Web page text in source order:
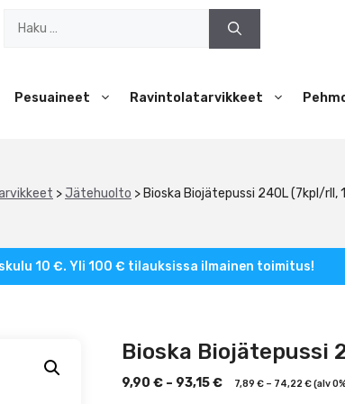
Pesuaineet Ravintolatarvikkeet
>Jätehuolto > Bioska Biojätepussi 240L (7kpl/rll,
10 €. Yli 100 € tilauksissa ilmainen toimitus!
Bioska
9,90 €– 93,15€ 7,89 €– 74,22 €(alv